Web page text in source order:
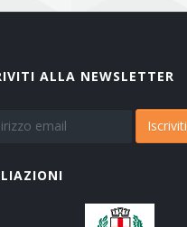
ALLA NEWSLETTER
Iscriviti